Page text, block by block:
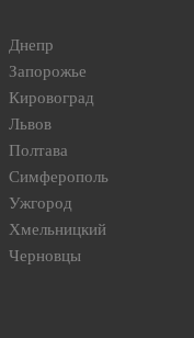
Днепр
Запорожье
Кировоград
Львов
Полтава
Симферополь
Ужгород
Хмельницкий
Черновцы